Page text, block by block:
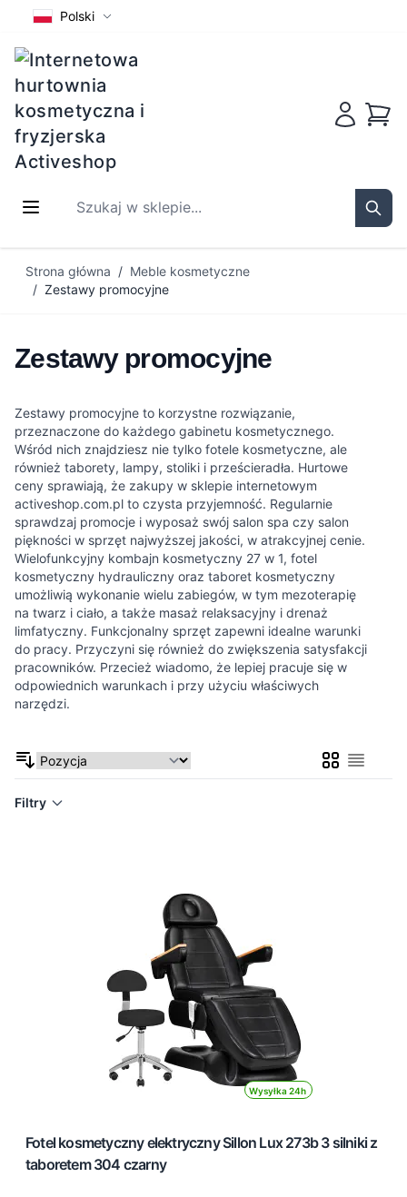
Polski
Szukaj w sklepie...
Strona główna / Meble kosmetyczne
/ Zestawy promocyjne
Zestawy promocyjne
Zestawy promocyjne to korzystne rozwiązanie,
przeznaczone do każdego gabinetu kosmetycznego.
Wśród nich znajdziesz nie tylko fotele kosmetyczne, ale
również taborety, lampy, stoliki i prześcieradła. Hurtowe
ceny sprawiają, że zakupy w sklepie internetowym
activeshop.com.pl to czysta przyjemność. Regularnie
sprawdzaj promocje i wyposaż swój salon spa czy salon
piękności w sprzęt najwyższej jakości, w atrakcyjnej cenie.
Wielofunkcyjny kombajn kosmetyczny 27 w 1, fotel
kosmetyczny hydrauliczny oraz taboret kosmetyczny
umożliwią wykonanie wielu zabiegów, w tym mezoterapię
na twarz i ciało, a także masaż relaksacyjny i drenaż
limfatyczny. Funkcjonalny sprzęt zapewni idealne warunki
do pracy. Przyczyni się również do zwiększenia satysfakcji
pracowników. Przecież wiadomo, że lepiej pracuje się w
odpowiednich warunkach i przy użyciu właściwych
narzędzi.
SiatkaLista
Filtry
Wysyłka 24h
Fotel kosmetyczny elektryczny Sillon Lux 273b 3 silniki z
taboretem 304 czarny